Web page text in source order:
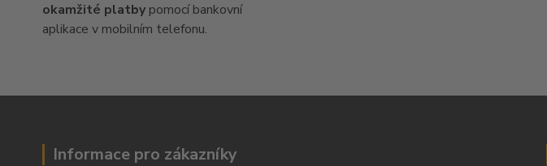
okamžité platby pomocí bankovní
aplikace v mobilním telefonu.
Informace pro zákazníky